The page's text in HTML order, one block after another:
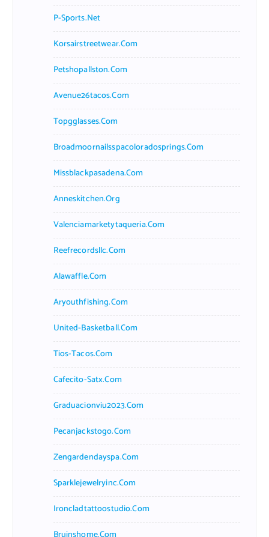
P-Sports.net
Korsairstreetwear.com
Petshopallston.com
Avenue26tacos.com
Topgglasses.com
Broadmoornailsspacoloradosprings.com
Missblackpasadena.com
Anneskitchen.org
Valenciamarketytaqueria.com
Reefrecordsllc.com
Alawaffle.com
Aryouthfishing.com
United-Basketball.com
Tios-Tacos.com
Cafecito-Satx.com
Graduacionviu2023.com
Pecanjackstogo.com
Zengardendayspa.com
Sparklejewelryinc.com
Ironcladtattoostudio.com